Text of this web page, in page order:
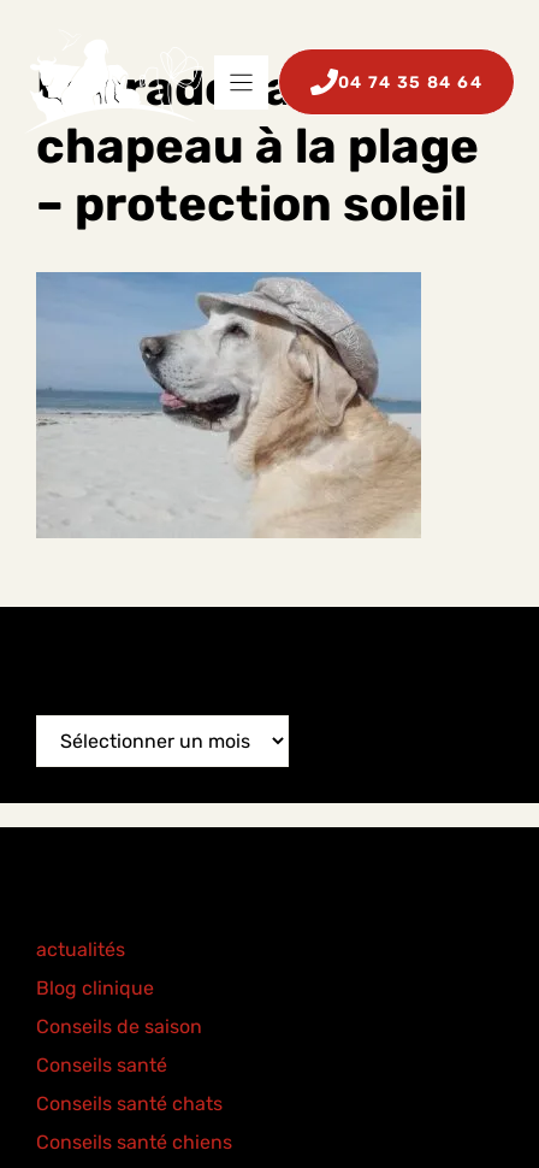
contenu
04 74 35 84 64
Labrador avec
chapeau à la plage
– protection soleil
News
Archive
actualités
Blog clinique
Conseils de saison
Conseils santé
Conseils santé chats
Conseils santé chiens